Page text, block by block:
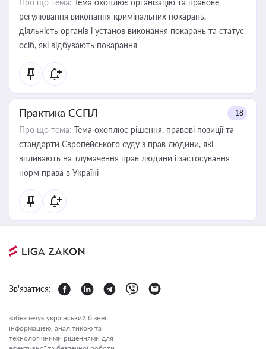
Про що тема: Тема охоплює організацію та правове
регулювання виконання кримінальних покарань,
діяльність органів і установ виконання покарань та статус
осіб, які відбувають покарання
Практика ЄСПЛ +18
Про що тема: Тема охоплює рішення, правові позиції та
стандарти Європейського суду з прав людини, які
впливають на тлумачення прав людини і застосування
норм права в Україні
Зв'язатися:
забезпечує український бізнес
інформацією, аналітикою та
технологічними рішеннями для